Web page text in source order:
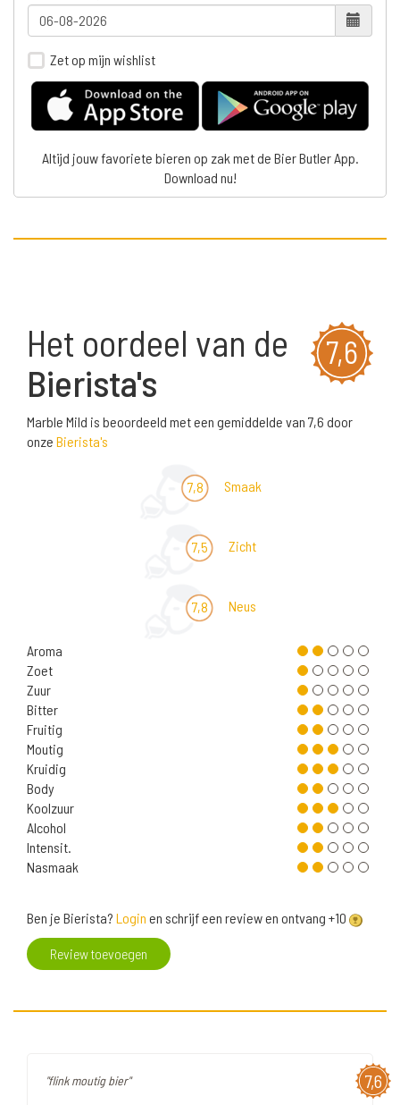
Zet op mijn wishlist
Altijd jouw favoriete bieren op zak met de Bier Butler App.
Download nu!
7,6
Het oordeel van de
Bierista's
Marble Mild is beoordeeld met een gemiddelde van 7,6 door
onze Bierista's
7,8 Smaak
7,5 Zicht
7,8 Neus
Aroma
Zoet
Zuur
Bitter
Fruitig
Moutig
Kruidig
Body
Koolzuur
Alcohol
Intensit.
Nasmaak
Ben je Bierista? Login en schrijf een review en ontvang +10
Review toevoegen
7,6
"flink moutig bier"